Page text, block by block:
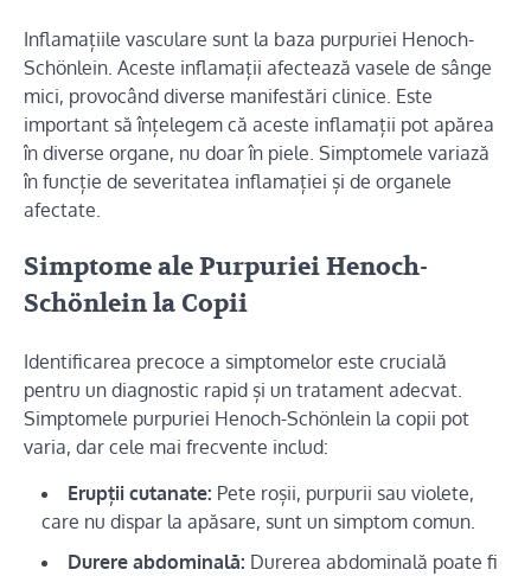
Inflamațiile vasculare sunt la baza purpuriei Henoch-
Schönlein. Aceste inflamații afectează vasele de sânge
mici, provocând diverse manifestări clinice. Este
important să înțelegem că aceste inflamații pot apărea
în diverse organe, nu doar în piele. Simptomele variază
în funcție de severitatea inflamației și de organele
afectate.
Simptome ale Purpuriei Henoch-
Schönlein la Copii
Identificarea precoce a simptomelor este crucială
pentru un diagnostic rapid și un tratament adecvat.
Simptomele purpuriei Henoch-Schönlein la copii pot
varia, dar cele mai frecvente includ:
Erupții cutanate: Pete roșii, purpurii sau violete,
care nu dispar la apăsare, sunt un simptom comun.
Durere abdominală: Durerea abdominală poate fi